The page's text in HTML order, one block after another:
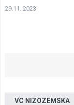
29.11. 2023
VC NIZOZEMSKA